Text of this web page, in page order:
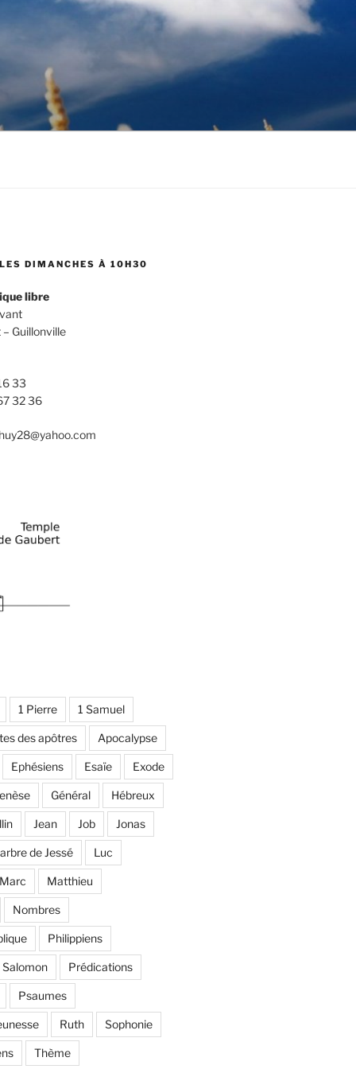
DIMANCHES À 10H30
libre
Guillonville
33
32 36
1 Pierre 1 Samuel
des apôtres Apocalypse
Ephésiens Esaïe Exode
Général Hébreux
Jean Job Jonas
de Jessé Luc
Matthieu
Nombres
Philippiens
Prédications
Psaumes
Ruth Sophonie
Thème